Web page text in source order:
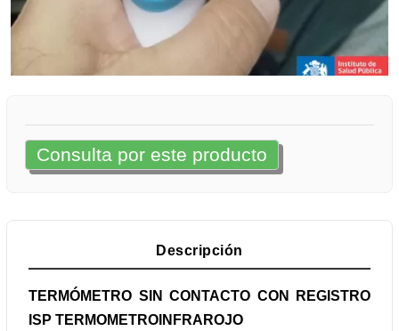
Consulta por este producto
Descripción
TERMÓMETRO SIN CONTACTO CON REGISTRO
ISP TERMOMETROINFRAROJO